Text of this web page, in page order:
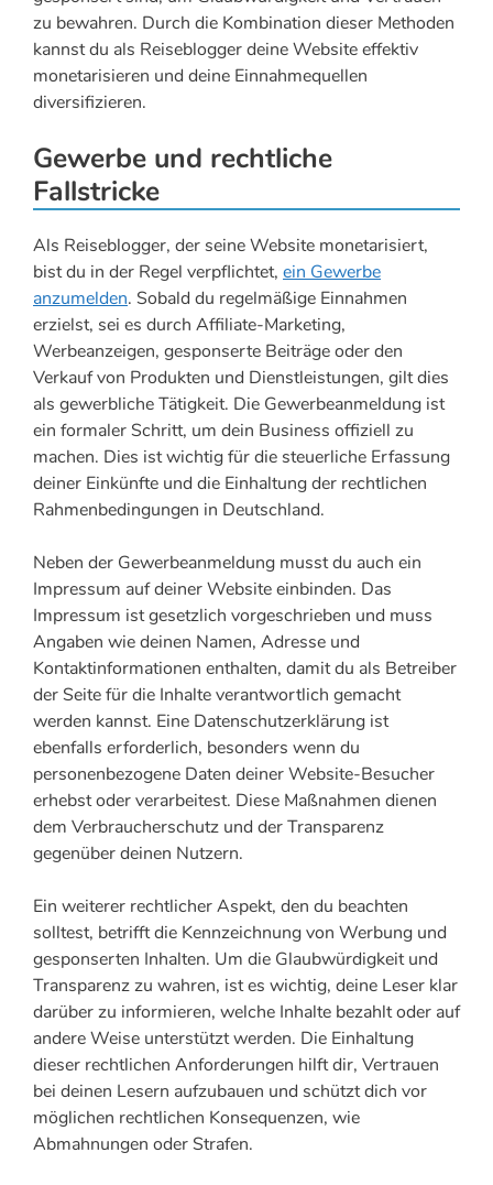
zu bewahren. Durch die Kombination dieser Methoden
kannst du als Reiseblogger deine Website effektiv
monetarisieren und deine Einnahmequellen
diversifizieren.
Gewerbe und rechtliche
Fallstricke
Als Reiseblogger, der seine Website monetarisiert,
bist du in der Regel verpflichtet, ein Gewerbe
anzumelden. Sobald du regelmäßige Einnahmen
erzielst, sei es durch Affiliate-Marketing,
Werbeanzeigen, gesponserte Beiträge oder den
Verkauf von Produkten und Dienstleistungen, gilt dies
als gewerbliche Tätigkeit. Die Gewerbeanmeldung ist
ein formaler Schritt, um dein Business offiziell zu
machen. Dies ist wichtig für die steuerliche Erfassung
deiner Einkünfte und die Einhaltung der rechtlichen
Rahmenbedingungen in Deutschland.
Neben der Gewerbeanmeldung musst du auch ein
Impressum auf deiner Website einbinden. Das
Impressum ist gesetzlich vorgeschrieben und muss
Angaben wie deinen Namen, Adresse und
Kontaktinformationen enthalten, damit du als Betreiber
der Seite für die Inhalte verantwortlich gemacht
werden kannst. Eine Datenschutzerklärung ist
ebenfalls erforderlich, besonders wenn du
personenbezogene Daten deiner Website-Besucher
erhebst oder verarbeitest. Diese Maßnahmen dienen
dem Verbraucherschutz und der Transparenz
gegenüber deinen Nutzern.
Ein weiterer rechtlicher Aspekt, den du beachten
solltest, betrifft die Kennzeichnung von Werbung und
gesponserten Inhalten. Um die Glaubwürdigkeit und
Transparenz zu wahren, ist es wichtig, deine Leser klar
darüber zu informieren, welche Inhalte bezahlt oder auf
andere Weise unterstützt werden. Die Einhaltung
dieser rechtlichen Anforderungen hilft dir, Vertrauen
bei deinen Lesern aufzubauen und schützt dich vor
möglichen rechtlichen Konsequenzen, wie
Abmahnungen oder Strafen.